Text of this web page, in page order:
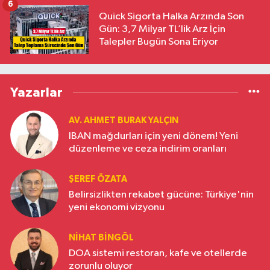
Quick Sigorta Halka Arzında Son
Gün: 3,7 Milyar TL’lik Arz İçin
Talepler Bugün Sona Eriyor
6
Yazarlar
AV. AHMET BURAK YALÇIN
IBAN mağdurları için yeni dönem! Yeni
düzenleme ve ceza indirim oranları
ŞEREF ÖZATA
Belirsizlikten rekabet gücüne: Türkiye'nin
yeni ekonomi vizyonu
NIHAT BINGÖL
DOA sistemi restoran, kafe ve otellerde
zorunlu oluyor